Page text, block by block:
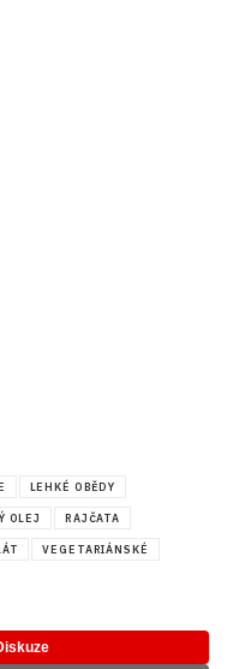
LEHKÉ OBĚDY
OLEJ RAJČATA
VEGETARIÁNSKÉ